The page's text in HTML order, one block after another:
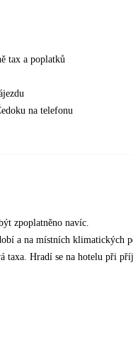
tax a poplatků
na telefonu
zpoplatněno navíc.
a na místních klimatických
taxa. Hradí se na hotelu při